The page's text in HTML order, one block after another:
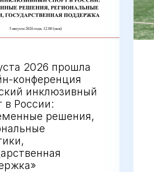
2026 прошла
конференция
инклюзивный
в России:
решения,